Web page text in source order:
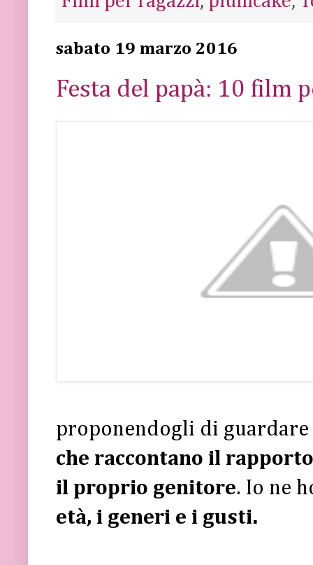
sabato 19 marzo 2016
Festa del papà: 10 film
proponendogli di
che raccontano il
il proprio genitore. Io ne
età, i generi e i gusti.